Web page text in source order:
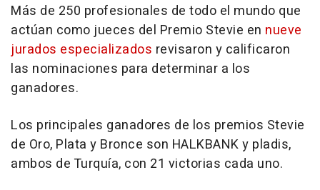
Más de 250 profesionales de todo el mundo que
actúan como jueces del Premio Stevie en nueve
jurados especializados revisaron y calificaron
las nominaciones para determinar a los
ganadores.
Los principales ganadores de los premios Stevie
de Oro, Plata y Bronce son HALKBANK y pladis,
ambos de Turquía, con 21 victorias cada uno.